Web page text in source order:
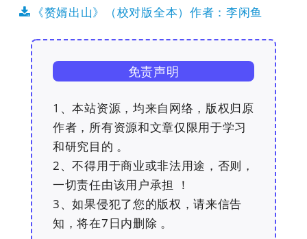
《赘婿出山》（校对版全本）作者：李闲鱼
免责声明
1、本站资源，均来自网络，版权归原
作者，所有资源和文章仅限用于学习
和研究目的 。
2、不得用于商业或非法用途，否则，
一切责任由该用户承担 ！
3、如果侵犯了您的版权，请来信告
知，将在7日内删除 。